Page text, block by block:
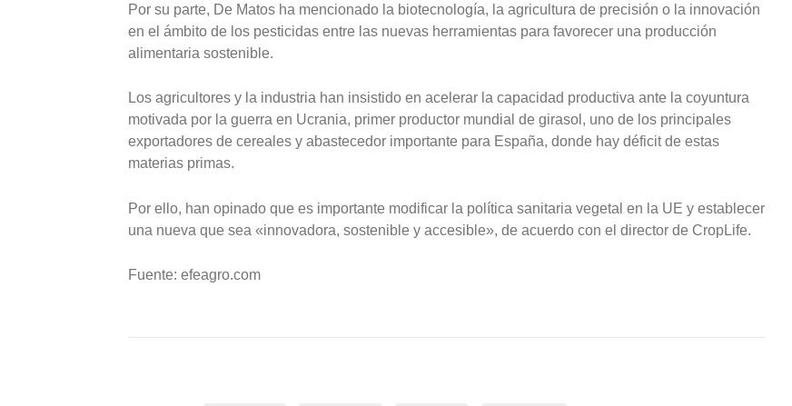
Por su parte, De Matos ha mencionado la biotecnología, la agricultura de precisión o la innovación
en el ámbito de los pesticidas entre las nuevas herramientas para favorecer una producción
alimentaria sostenible.
Los agricultores y la industria han insistido en acelerar la capacidad productiva ante la coyuntura
motivada por la guerra en Ucrania, primer productor mundial de girasol, uno de los principales
exportadores de cereales y abastecedor importante para España, donde hay déficit de estas
materias primas.
Por ello, han opinado que es importante modificar la política sanitaria vegetal en la UE y establecer
una nueva que sea «innovadora, sostenible y accesible», de acuerdo con el director de CropLife.
Fuente: efeagro.com